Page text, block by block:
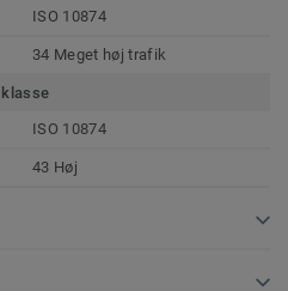
ISO 10874
34 Meget høj trafik
ISO 10874
43 Høj